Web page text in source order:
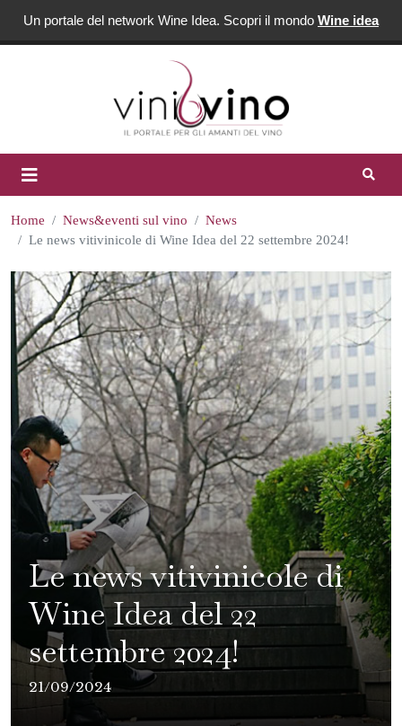
Un portale del network Wine Idea. Scopri il mondo Wine idea
Home News&eventi sul vino
News
Le news vitivinicole di Wine Idea del 22 settembre 2024!
Le news vitivinicole di
Wine Idea del 22
settembre 2024!
21/09/2024